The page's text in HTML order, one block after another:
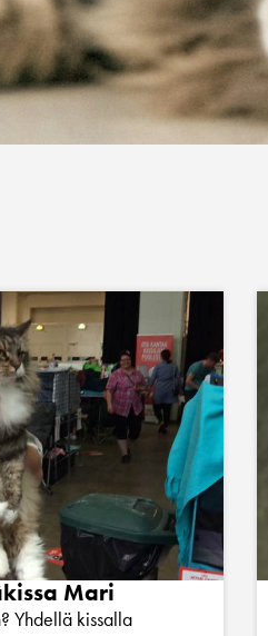
Mari
Yhdellä kissalla